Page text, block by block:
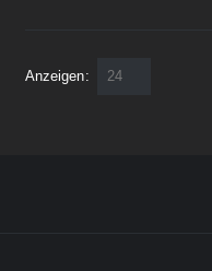
Anzeigen